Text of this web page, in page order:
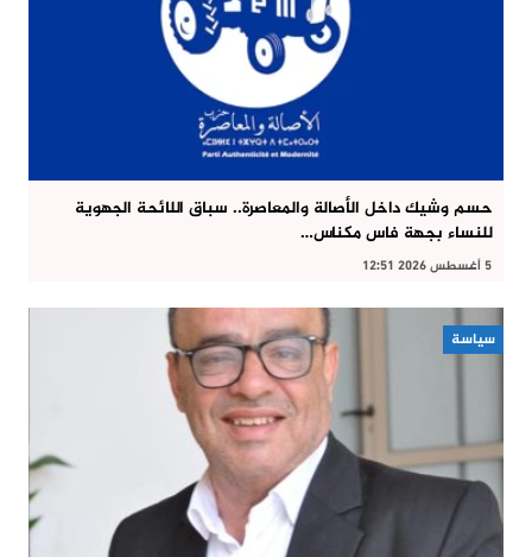
حسم وشيك داخل الأصالة والمعاصرة.. سباق اللائحة الجهوية
للنساء بجهة فاس مكناس…
5 أغسطس 2026 12:51
سياسة